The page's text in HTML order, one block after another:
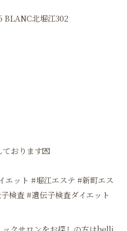
BLANC北堀江302
おります💌
エット #堀江エステ #新町エス
検査 #遺伝子検査ダイエット